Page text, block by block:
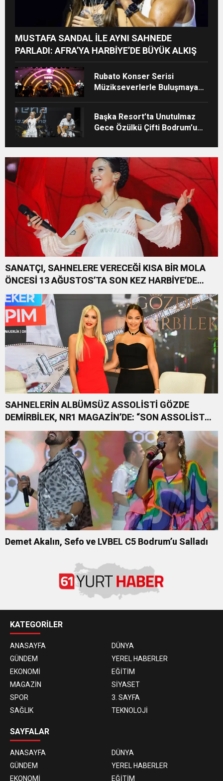
MUSTAFA SANDAL İLE AYNI SAHNEDE
PARLADI: AFRA’YA HARBİYE’DE BÜYÜK ALKIŞ
Rubato Konser Serisi
Müzikseverlerle Buluşmaya
Başka Resort’ta Unutulmaz
Gece Özülkü Çifti Bodrum’u
SANATÇI, SAHNELERE VERECEĞİ KISA BİR MOLA
ÖNCESİ 13 AĞUSTOS’TA SON KEZ HARBİYE’DE
OLACAK!
SAHNELERİN ALBÜMSÜZ ASSOLİSTİ GÖZDE
DEMİRBİLEK, NR1 MAGAZİN’DE: “SON ASSOLİST
OLARAK VAR OLACAĞIM!”
Demet Akalın, Sefo ve LVBEL C5 Bodrum’u Salladı
KATEGORİLER
ANASAYFA
DÜNYA
GÜNDEM
YEREL HABERLER
EKONOMİ
EĞİTİM
MAGAZİN
SİYASET
SPOR
3. SAYFA
SAĞLIK
TEKNOLOJİ
SAYFALAR
ANASAYFA
DÜNYA
GÜNDEM
YEREL HABERLER
EKONOMİ
EĞİTİM